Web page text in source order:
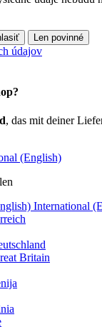
Len povinné
údajov
, das mit deiner
(English)
International
Britain